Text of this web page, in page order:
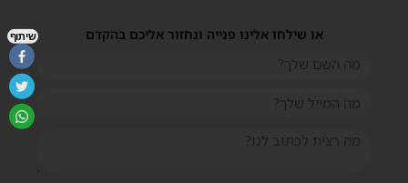
או שילחו אלינו פנייה ונחזור אליכם בהקדם שיתוף